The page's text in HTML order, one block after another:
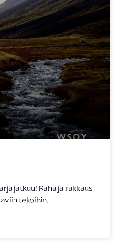
jatkuu! Raha ja rakkaus
tekoihin.